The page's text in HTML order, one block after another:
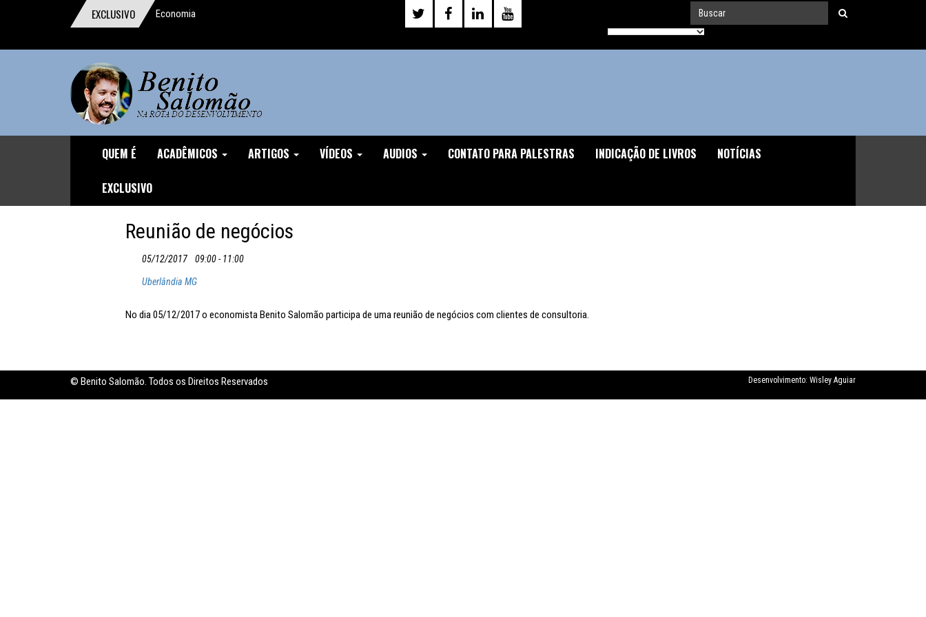
EXCLUSIVO Economia
Um digno, junto a indignos
A importância da reforma trabalhista
O homem que pensou o Brasil
A mentira da CLT
04/12/16
O Demônio Malthusiano
Nuances do Ajuste
O inviável Imposto sobre Fortunas
Inflação no dobro da meta
QUEM É ACADÊMICOS ARTIGOS VÍDEOS AUDIOS CONTATO PARA PALESTRAS INDICAÇÃO DE LIVROS NOTÍCIAS
EXCLUSIVO
Reunião de negócios
05/12/2017 09:00 - 11:00
Uberlândia MG
No dia 05/12/2017 o economista Benito Salomão participa de uma reunião de negócios com clientes de consultoria.
© Benito Salomão. Todos os Direitos Reservados Desenvolvimento: Wisley Aguiar